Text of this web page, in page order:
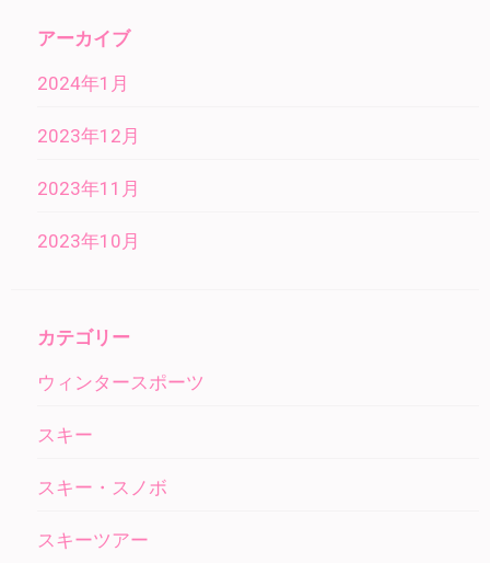
アーカイブ
2024年1月
2023年12月
2023年11月
2023年10月
カテゴリー
ウィンタースポーツ
スキー
スキー・スノボ
スキーツアー